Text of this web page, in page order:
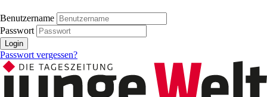
Benutzername
Passwort
Login
Passwort vergessen?